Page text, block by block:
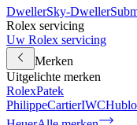
DwellerSky-Dweller
Rolex servicing
Uw Rolex servicing
Merken
Uitgelichte merken
RolexPatek
PhilippeCartierIWC